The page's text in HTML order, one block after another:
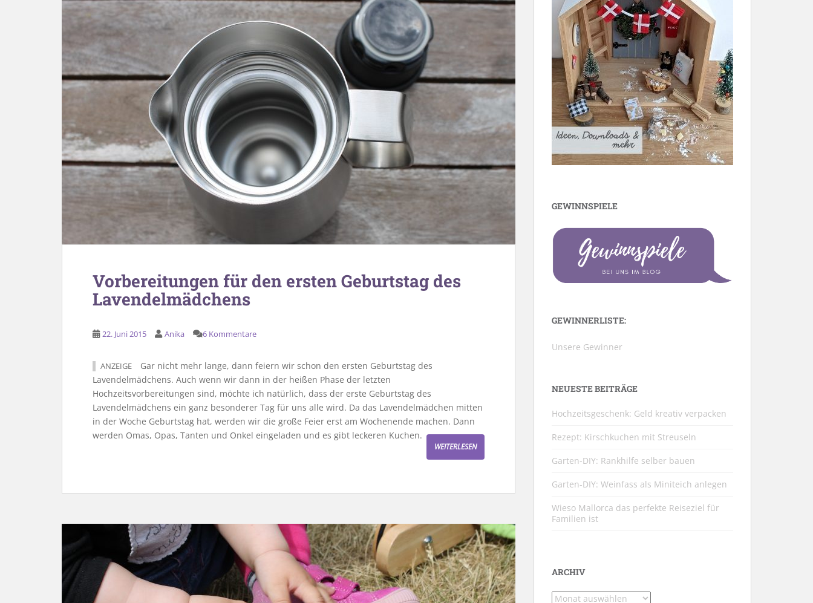
Vorbereitungen für den ersten Geburtstag des
Lavendelmädchens
22. Juni 2015 Anika 6 Kommentare
ANZEIGE
Gar nicht mehr lange, dann feiern wir schon den ersten Geburtstag des
Lavendelmädchens. Auch wenn wir dann in der heißen Phase der letzten
Hochzeitsvorbereitungen sind, möchte ich natürlich, dass der erste Geburtstag des
Lavendelmädchens ein ganz besonderer Tag für uns alle wird. Da das Lavendelmädchen mitten
in der Woche Geburtstag hat, werden wir die große Feier erst am Wochenende machen. Dann
werden Omas, Opas, Tanten und Onkel eingeladen und es gibt leckeren Kuchen.
WEITERLESEN
GEWINNSPIELE
GEWINNERLISTE:
Unsere Gewinner
NEUESTE BEITRÄGE
Hochzeitsgeschenk: Geld kreativ verpacken
Rezept: Kirschkuchen mit Streuseln
Garten-DIY: Rankhilfe selber bauen
Garten-DIY: Weinfass als Miniteich anlegen
Wieso Mallorca das perfekte Reiseziel für
Familien ist
ARCHIV
Archiv